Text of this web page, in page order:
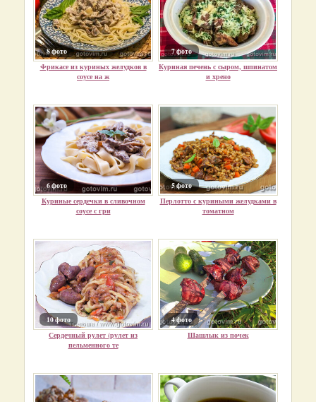
8 фото
Фрикасе из куриных желудков в
соусе на ж
7 фото
Куриная печень с сыром, шпинатом
и хрено
6 фото
Куриные сердечки в сливочном
соусе с гри
5 фото
Перлотто с куриными желудками в
томатном
10 фото
Сердечный рулет (рулет из
пельменного те
4 фото
Шашлык из почек